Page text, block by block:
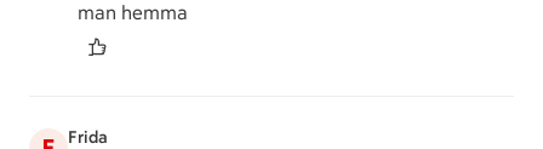
man hemma
Frida